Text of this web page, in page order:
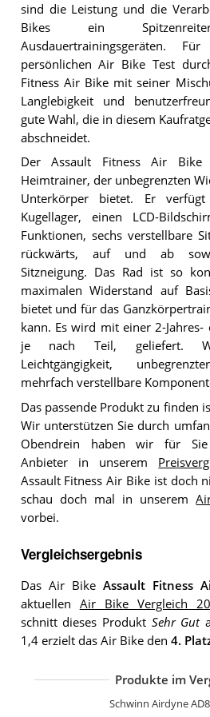
sind die Leistung und die
Bikes ein
Ausdauertrainingsgeräten.
persönlichen Air Bike Test
Fitness Air Bike mit seiner
Langlebigkeit und
gute Wahl, die in diesem
abschneidet.
Der Assault Fitness Air
Heimtrainer, der unbegrenzten
Unterkörper bietet. Er
Kugellager, einen LCD-
Funktionen, sechs verstellbare
rückwärts, auf und ab
Sitzneigung. Das Rad ist so
maximalen Widerstand auf
bietet und für das
kann. Es wird mit einer 2-Jahres-
je nach Teil, geliefert.
Leichtgängigkeit,
mehrfach verstellbare
Das passende Produkt zu finden
Wir unterstützen Sie durch
Obendrein haben wir für Sie
Anbieter in unserem
Assault Fitness Air Bike ist doch
schau doch mal in unserem
vorbei.
Vergleichsergebnis
Das Air Bike Assault Fitness
aktuellen Air Bike Vergleich
schnitt dieses Produkt Sehr Gut
1,4 erzielt das Air Bike den 4.
Produkte im
Schwinn Airdyne AD8
Movo
ION